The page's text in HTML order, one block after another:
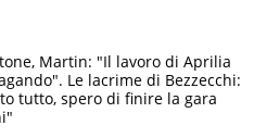
Martin: "Il lavoro di Aprilia
Le lacrime di Bezzecchi:
tutto, spero di finire la gara